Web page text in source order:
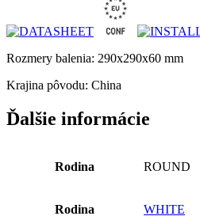
Rozmery balenia: 290x290x60 mm
Krajina pôvodu: China
Ďalšie informácie
Rodina ROUND
Rodina WHITE